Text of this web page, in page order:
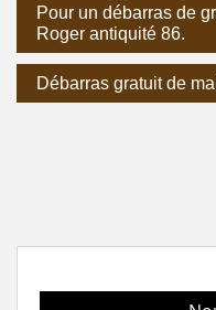
Pour un débarras de
Roger antiquité 86.
Débarras gratuit de